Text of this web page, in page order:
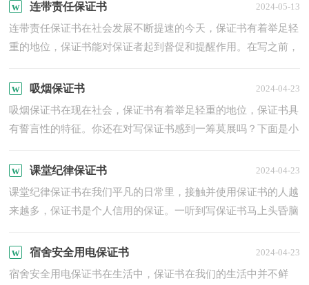
连带责任保证书 2024-05-13
连带责任保证书在社会发展不断提速的今天，保证书有着举足轻
重的地位，保证书能对保证者起到督促和提醒作用。在写之前，
大...
吸烟保证书 2024-04-23
吸烟保证书在现在社会，保证书有着举足轻重的地位，保证书具
有誓言性的特征。你还在对写保证书感到一筹莫展吗？下面是小
保...
课堂纪律保证书 2024-04-23
课堂纪律保证书在我们平凡的日常里，接触并使用保证书的人越
来越多，保证书是个人信用的保证。一听到写保证书马上头昏脑
所...
宿舍安全用电保证书 2024-04-23
宿舍安全用电保证书在生活中，保证书在我们的生活中并不鲜